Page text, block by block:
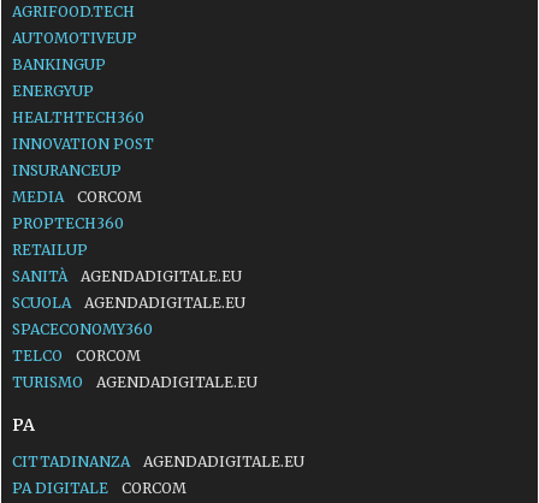
AGRIFOOD.TECH
AUTOMOTIVEUP
BANKINGUP
ENERGYUP
HEALTHTECH360
INNOVATION POST
INSURANCEUP
MEDIA
CORCOM
PROPTECH360
RETAILUP
SANITÀ
AGENDADIGITALE.EU
SCUOLA
AGENDADIGITALE.EU
SPACECONOMY360
TELCO
CORCOM
TURISMO
AGENDADIGITALE.EU
PA
CITTADINANZA
AGENDADIGITALE.EU
PA DIGITALE
CORCOM